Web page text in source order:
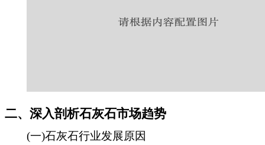
二、深入剖析石灰石市场趋势
(一)石灰石行业发展原因